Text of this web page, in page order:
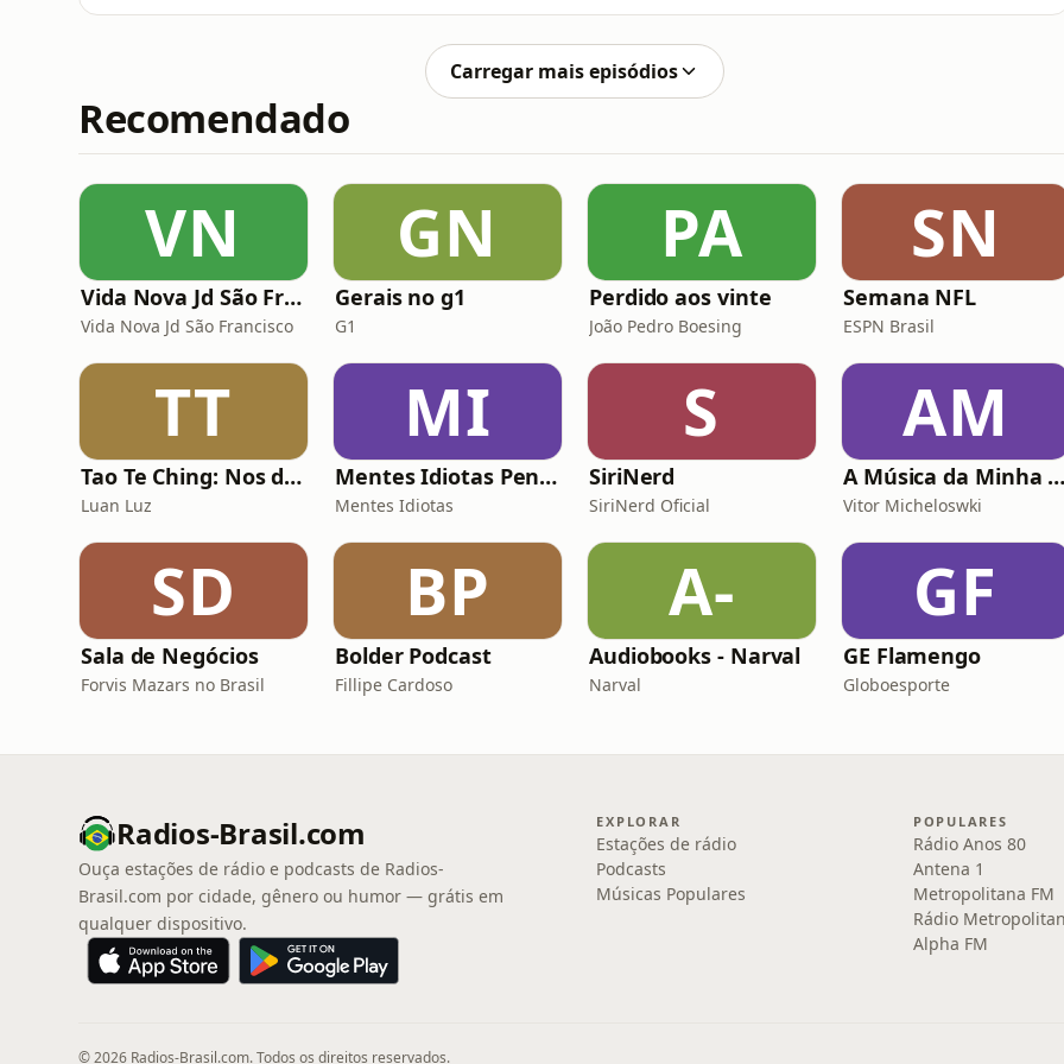
há também orientações importantes s
Carregar mais episódios
Recomendado
VN
Vida Nova Jd São Francisco
Vida Nova Jd São Francisco
GN
Gerais no g1
G1
PA
Perdido aos vinte
João Pedro Boesing
SN
Semana NFL
ESPN Brasil
TT
Tao Te Ching: Nos dias de hoje
Luan Luz
MI
Mentes Idiotas Pensam Igual
Mentes Idiotas
S
SiriNerd
SiriNerd Oficial
AM
A Música da Minha Vida
Vitor Micheloswki
SD
Sala de Negócios
Forvis Mazars no Brasil
BP
Bolder Podcast
Fillipe Cardoso
A-
Audiobooks - Narval
Narval
GF
GE Flamengo
Globoesporte
Radios-Brasil.com
Ouça estações de rádio e podcasts de Radios-
Brasil.com por cidade, gênero ou humor — grátis em
qualquer dispositivo.
EXPLORAR
Estações de rádio
Podcasts
Músicas Populares
POPULARES
Rádio Anos 80
Antena 1
Metropolitana FM
Rádio
Alpha FM
© 2026 Radios-Brasil.com. Todos os direitos reservados.